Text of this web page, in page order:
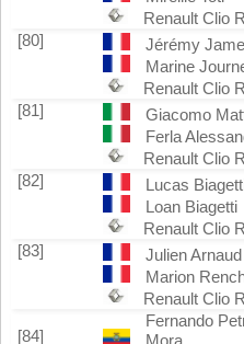
Renault Clio
[80]
Jérémy
Marine
Renault Clio
[81]
Giacomo
Ferla
Renault Clio
[82]
Lucas
Loan Biagetti
Renault Clio
[83]
Julien Arnaud
Marion
Renault Clio
[84]
Fernando
Mora